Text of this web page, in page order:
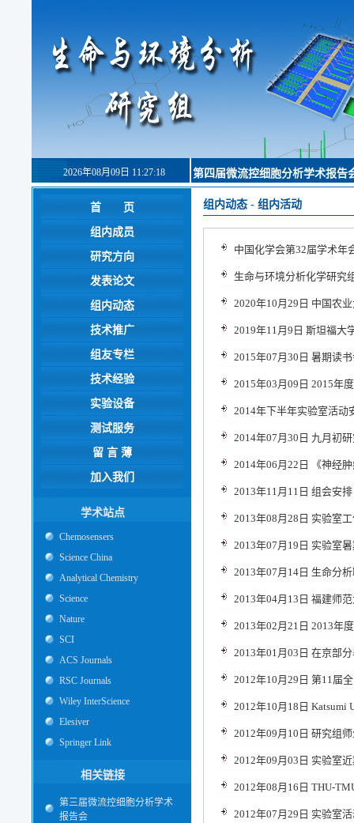
2026年08月09日 11:27:18 第四届微流控细胞分析学术报告
首 页
组内成员
研究方向
发表论文
组内动态
技术推广
组友专栏
技术经验
实验设备
测试服务
留 言 薄
加入我们
学术站点
Chemosensers
Science China
Analytical Chemistry
Science
Nature
SCI
ACS Journals
RSC Journals
Wiley InterScience
Elesiver
Springer Link
相关链接
第三届微流控细胞分析学术
报告会
组内动态 - 组内活动
中国化学会第32届学术年
生命与环境分析化学研究
2020年10月29日 中国农
2019年11月9日 斯坦福大
2015年07月30日 暑期读
2015年03月09日 2015年
2014年下半年实验室活动
2014年07月30日 九月初
2014年06月22日 《神经
2013年11月11日 组会安排
2013年08月28日 实验室
2013年07月19日 实验室
2013年07月14日 生命分
2013年04月13日 福建师
2013年02月21日 2013年
2013年01月03日 在京部
2012年10月29日 第11届
2012年10月18日 Katsumi
2012年09月10日 研究组
2012年09月03日 实验室
2012年08月16日 THU-
2012年07月29日 实验室